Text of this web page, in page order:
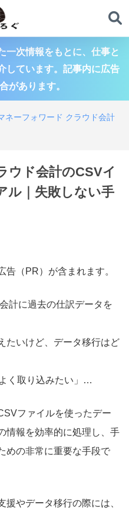
一次情報をもとに、仕事と
しています。記事内に広告
があります。
ネーフォワード クラウド会計
ウド会計のCSVイ
ル｜失敗しない手
（PR）が含まれます。
計に過去の仕訳データを
たいけど、データ移行はど
く取り込みたい」…
ファイルを使ったデー
情報を効率的に処理し、手
めの非常に重要な手段で
やデータ移行の際には、